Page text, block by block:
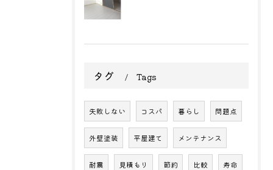
タグ Tags
失敗しない コスパ 暮らし 問題点
外壁塗装 平屋建て メンテナンス
耐震 見積もり 節約 比較 寿命